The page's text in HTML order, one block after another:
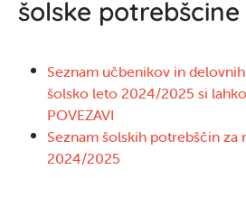
šolske
Seznam učbenikov in
šolsko leto 2024/2025 si
POVEZAVI
Seznam šolskih potrebščin
2024/2025